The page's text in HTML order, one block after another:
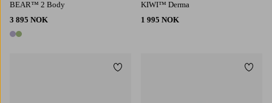
BEAR™ 2 Body
3 895 NOK
2 farger
KIWI™ Derma
1 995 NOK
Legg til favoritter